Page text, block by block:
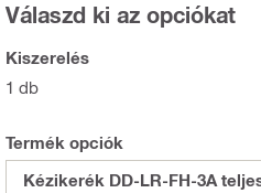
Válaszd ki az opciókat
Kiszerelés
1 db
Termék opciók
Kézikerék DD-LR-FH-3A